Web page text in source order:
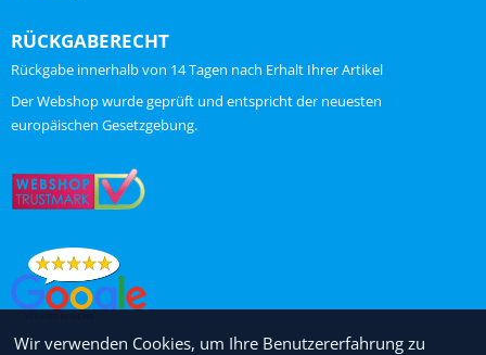
RÜCKGABERECHT
Rückgabe innerhalb von 14 Tagen nach Erhalt Ihrer Artikel
ChatGPT zei:
Der Webshop wurde geprüft und entspricht der neuesten
europäischen Gesetzgebung.
Wir verwenden Cookies, um Ihre Benutzererfahrung zu